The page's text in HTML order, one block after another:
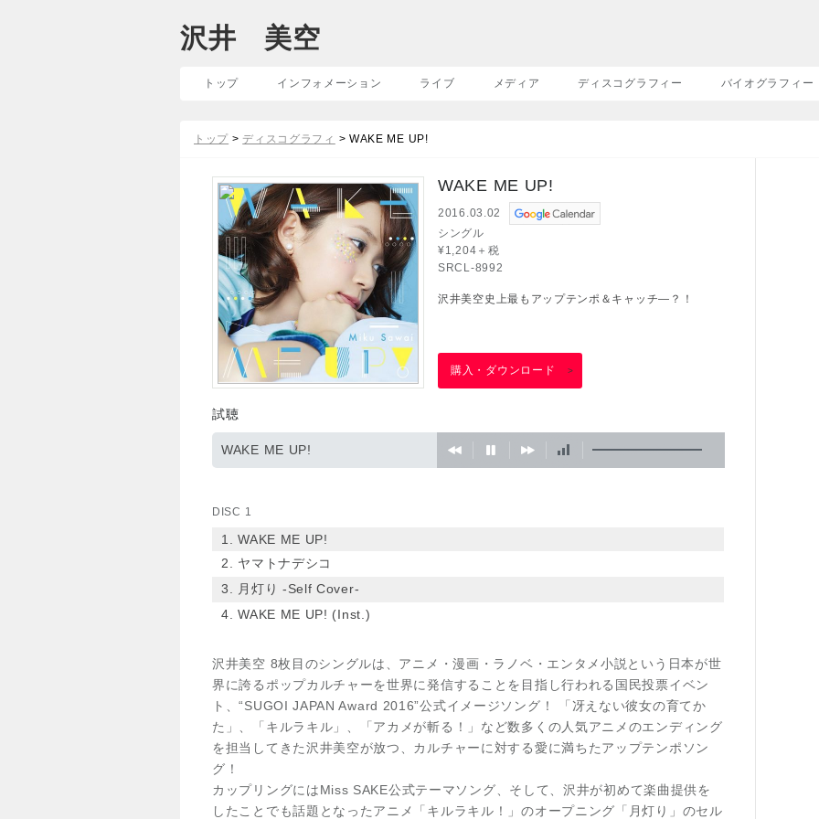
沢井 美空
トップ インフォメーション ライブ メディア ディスコグラフィー バイオグラフィー
トップ > ディスコグラフィ > WAKE ME UP!
WAKE ME UP!
2016.03.02
シングル
¥1,204＋税
SRCL-8992
沢井美空史上最もアップテンポ＆キャッチ―？！
購入・ダウンロード >
試聴
WAKE ME UP!
DISC 1
1. WAKE ME UP!
2. ヤマトナデシコ
3. 月灯り -Self Cover-
4. WAKE ME UP! (Inst.)
沢井美空 8枚目のシングルは、アニメ・漫画・ラノベ・エンタメ小説という日本が世
界に誇るポップカルチャーを世界に発信することを目指し行われる国民投票イベン
ト、“SUGOI JAPAN Award 2016”公式イメージソング！ 「冴えない彼女の育てか
た」、「キルラキル」、「アカメが斬る！」など数多くの人気アニメのエンディング
を担当してきた沢井美空が放つ、カルチャーに対する愛に満ちたアップテンポソン
グ！
カップリングにはMiss SAKE公式テーマソング、そして、沢井が初めて楽曲提供を
したことでも話題となったアニメ「キルラキル！」のオープニング「月灯り」のセル